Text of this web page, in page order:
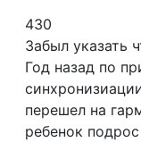
430
Забыл указать
Год назад по
перешел на
ребенок